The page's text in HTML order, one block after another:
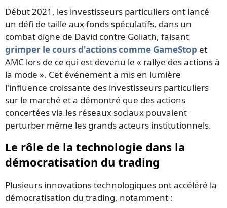
Début 2021, les investisseurs particuliers ont lancé
un défi de taille aux fonds spéculatifs, dans un
combat digne de David contre Goliath, faisant
grimper le cours d'actions comme GameStop et
AMC lors de ce qui est devenu le « rallye des actions à
la mode ». Cet événement a mis en lumière
l'influence croissante des investisseurs particuliers
sur le marché et a démontré que des actions
concertées via les réseaux sociaux pouvaient
perturber même les grands acteurs institutionnels.
Le rôle de la technologie dans la
démocratisation du trading
Plusieurs innovations technologiques ont accéléré la
démocratisation du trading, notamment :